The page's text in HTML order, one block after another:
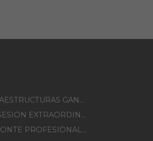
MEJORA DE INFRAESTRUCTURAS GANADERAS EN EL TM DE ERRO CAMPAÑA 2025-2026
CONVOCATORIA SESION EXTRAORDINARIA 30/07/2026
XXI TORNEO REMONTE PROFESIONAL COMUNIDAD FORAL NAVARRA